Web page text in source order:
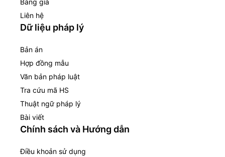
Bảng giá
Liên hệ
Dữ liệu pháp lý
Bản án
Hợp đồng mẫu
Văn bản pháp luật
Tra cứu mã HS
Thuật ngữ pháp lý
Bài viết
Chính sách và Hướng dẫn
Điều khoản sử dụng